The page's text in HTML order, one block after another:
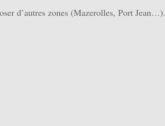
d’autres zones (Mazerolles, Port Jean…).